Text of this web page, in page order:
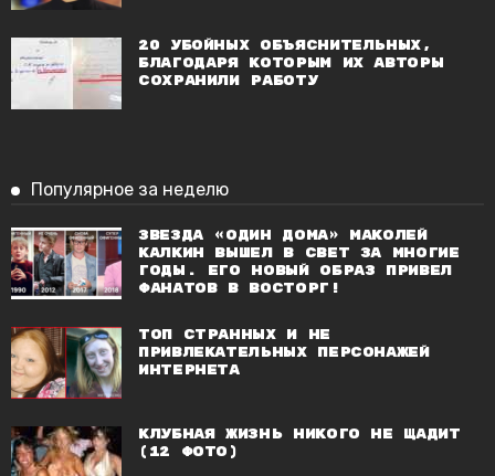
20 убойных объяснительных,
благодаря которым их авторы
сохранили работу
Популярное за неделю
Звезда «Один дома» Маколей
Калкин вышел в свет за многие
годы. Его новый образ привел
фанатов в восторг!
Топ странных и не
привлекательных персонажей
Интернета
Клубная жизнь никого не щадит
(12 фото)